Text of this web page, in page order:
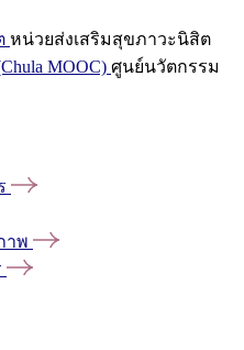
หน่วยส่งเสริมสุขภาวะนิสิต
MOOC) ศูนย์นวัตกรรม
าพ